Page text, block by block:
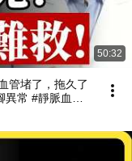
50:32
管堵了，拖久了
常 #靜脈血栓 #
循環 #健康誤區